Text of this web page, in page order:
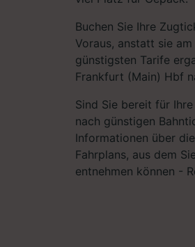
Buchen Sie Ihre
Voraus, anstatt sie
günstigsten Tarife
Frankfurt (Main) Hbf
Sind Sie bereit für
nach günstigen
Informationen über
Fahrplans, aus dem
entnehmen können -